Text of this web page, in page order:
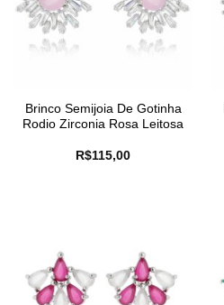
Brinco Semijoia De Gotinha
Rodio Zirconia Rosa Leitosa
R$115,00